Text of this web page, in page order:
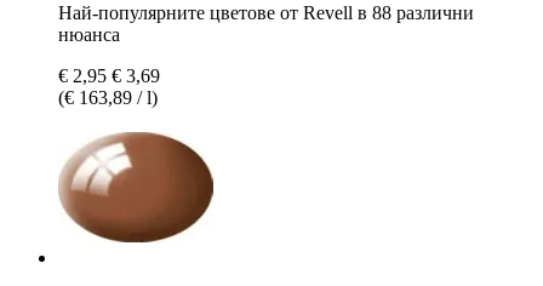
Най-популярните цветове от Revell в 88 различни
нюанса
€ 2,95 € 3,69
(€ 163,89 / l)